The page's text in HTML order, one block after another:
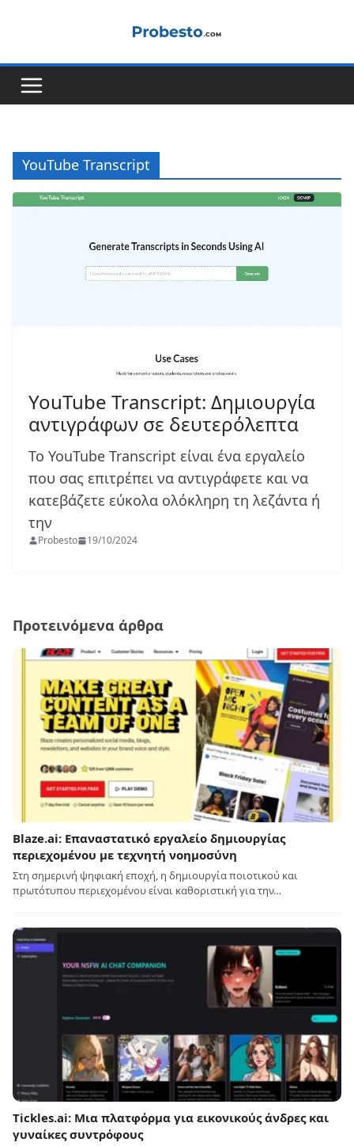
YouTube Transcript
YouTube Transcript: Δημιουργία
αντιγράφων σε δευτερόλεπτα
Το YouTube Transcript είναι ένα εργαλείο
που σας επιτρέπει να αντιγράφετε και να
κατεβάζετε εύκολα ολόκληρη τη λεζάντα ή
την
Probesto 19/10/2024
Προτεινόμενα άρθρα
Blaze.ai: Επαναστατικό εργαλείο δημιουργίας
περιεχομένου με τεχνητή νοημοσύνη
Στη σημερινή ψηφιακή εποχή, η δημιουργία ποιοτικού και
πρωτότυπου περιεχομένου είναι καθοριστική για την…
Tickles.ai: Μια πλατφόρμα για εικονικούς άνδρες και
γυναίκες συντρόφους